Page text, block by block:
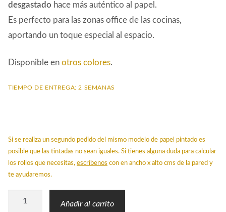
79,52€.69,95€.
desgastado hace más auténtico al papel.
Es perfecto para las zonas office de las cocinas,
aportando un toque especial al espacio.
Disponible en otros colores.
TIEMPO DE ENTREGA: 2 SEMANAS
Si se realiza un segundo pedido del mismo modelo de papel pintado es
posible que las tintadas no sean iguales. Si tienes alguna duda para calcular
los rollos que necesitas, escríbenos con en ancho x alto cms de la pared y
te ayudaremos.
Papel
Añadir al carrito